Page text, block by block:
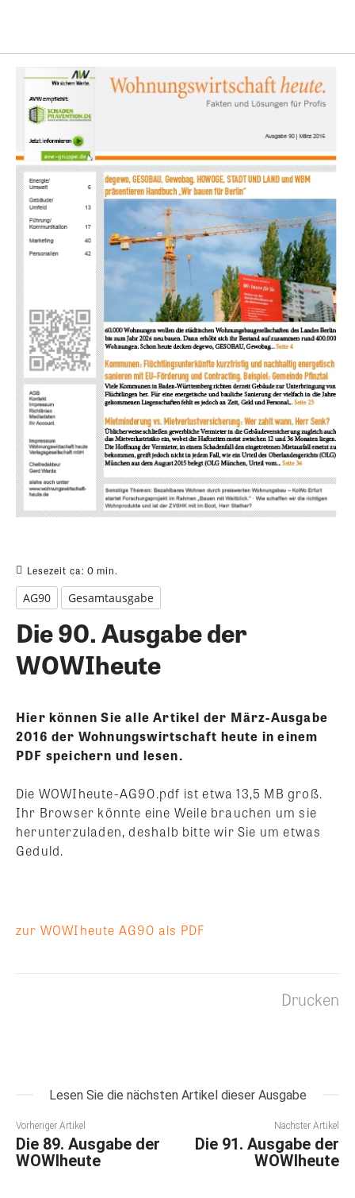
Lesezeit ca: 0 min.
AG90 Gesamtausgabe
Die 90. Ausgabe der
WOWIheute
Hier können Sie alle Artikel der März-Ausgabe
2016 der Wohnungswirtschaft heute in einem
PDF speichern und lesen.
Die WOWIheute-AG90.pdf ist etwa 13,5 MB groß.
Ihr Browser könnte eine Weile brauchen um sie
herunterzuladen, deshalb bitte wir Sie um etwas
Geduld.
zur WOWIheute AG90 als PDF
Drucken
Lesen Sie die nächsten Artikel dieser Ausgabe
Vorheriger Artikel
Die 89. Ausgabe der
WOWIheute
Nächster Artikel
Die 91. Ausgabe der
WOWIheute